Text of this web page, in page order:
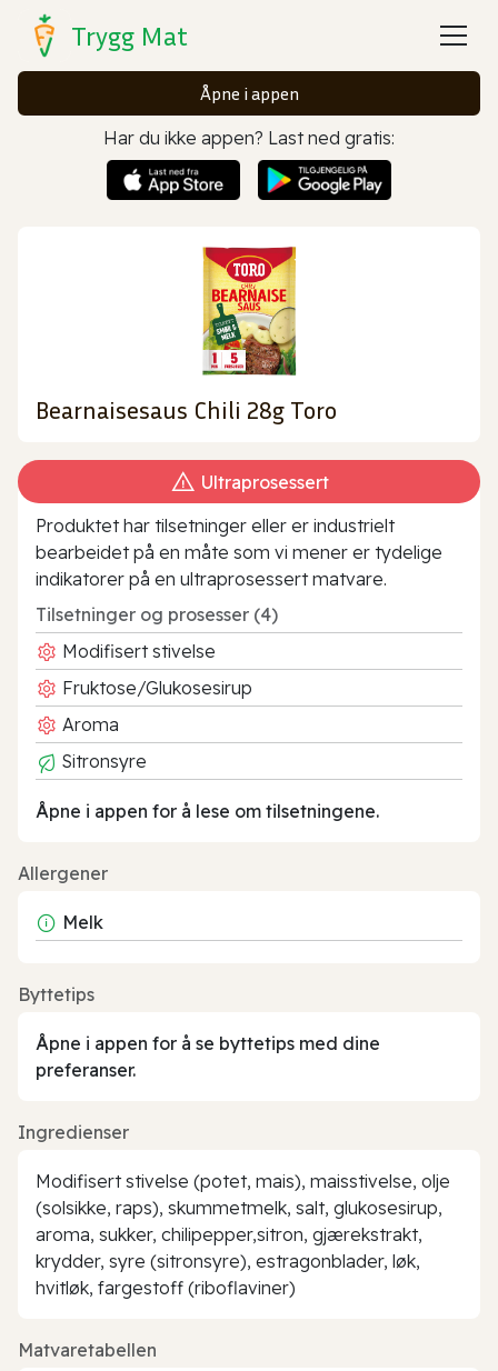
Trygg Mat
Åpne i appen
Har du ikke appen? Last ned gratis:
Bearnaisesaus Chili 28g Toro
Ultraprosessert
Produktet har tilsetninger eller er industrielt
bearbeidet på en måte som vi mener er tydelige
indikatorer på en ultraprosessert matvare.
Tilsetninger og prosesser (4)
Modifisert stivelse
Fruktose/Glukosesirup
Aroma
Sitronsyre
Åpne i appen for å lese om tilsetningene.
Allergener
Melk
Byttetips
Åpne i appen for å se byttetips med dine
preferanser.
Ingredienser
Modifisert stivelse (potet, mais), maisstivelse, olje
(solsikke, raps), skummetmelk, salt, glukosesirup,
aroma, sukker, chilipepper,sitron, gjærekstrakt,
krydder, syre (sitronsyre), estragonblader, løk,
hvitløk, fargestoff (riboflaviner)
Matvaretabellen